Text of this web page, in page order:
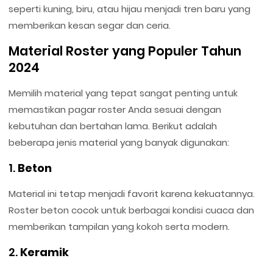
seperti kuning, biru, atau hijau menjadi tren baru yang
memberikan kesan segar dan ceria.
Material Roster yang Populer Tahun
2024
Memilih material yang tepat sangat penting untuk
memastikan pagar roster Anda sesuai dengan
kebutuhan dan bertahan lama. Berikut adalah
beberapa jenis material yang banyak digunakan:
1. Beton
Material ini tetap menjadi favorit karena kekuatannya.
Roster beton cocok untuk berbagai kondisi cuaca dan
memberikan tampilan yang kokoh serta modern.
2. Keramik